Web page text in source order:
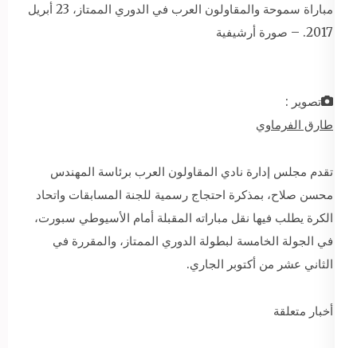
مباراة سموحة والمقاولون العرب في الدوري الممتاز، 23 أبريل
2017. – صورة أرشيفية
تصوير :
طارق الفرماوي
تقدم مجلس إدارة نادي المقاولون العرب برئاسة المهندس
محسن صلاح، بمذكرة احتجاج رسمية للجنة المسابقات واتحاد
الكرة يطلب فيها نقل مباراته المقبلة أمام الأسيوطي سبورت،
في الجولة الخامسة لبطولة الدوري الممتاز، والمقررة في
الثاني عشر من أكتوبر الجاري.
أخبار متعلقة